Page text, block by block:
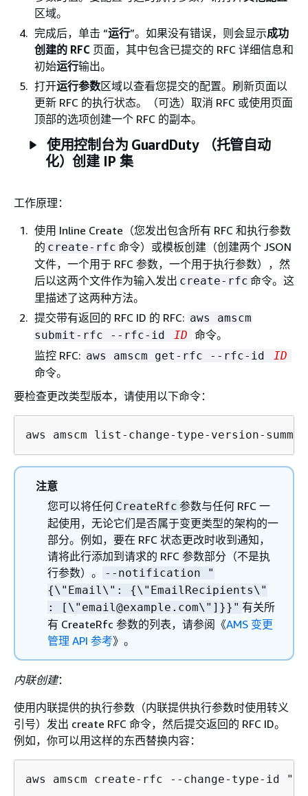
区域。
完成后，单击 “运行”。如果没有错误，则会显示成功
创建的 RFC 页面，其中包含已提交的 RFC 详细信息和
初始运行输出。
打开运行参数区域以查看您提交的配置。刷新页面以
更新 RFC 的执行状态。（可选）取消 RFC 或使用页面
顶部的选项创建一个 RFC 的副本。
使用控制台为 GuardDuty （托管自动
化）创建 IP 集
工作原理：
使用 Inline Create（您发出包含所有 RFC 和执行参数
的 create-rfc 命令）或模板创建（创建两个 JSON
文件，一个用于 RFC 参数，一个用于执行参数），然
后以这两个文件作为输入发出 create-rfc 命令。这
里描述了这两种方法。
提交带有返回的 RFC ID 的 RFC: aws amscm
submit-rfc --rfc-id
ID 命令。
监控 RFC: aws amscm get-rfc --rfc-id ID
命令。
要检查更改类型版本，请使用以下命令：
aws amscm list-change-type-version-
注意
您可以将任何 CreateRfc 参数与任何 RFC 一
起使用，无论它们是否属于变更类型的架构的一
部分。例如，要在 RFC 状态更改时收到通知，
请将此行添加到请求的 RFC 参数部分（不是执
行参数）。
--notification "
{\"Email\": {\"EmailRecipients\"
: [\"email@example.com\"]}}" 有关所
有 CreateRfc 参数的列表，请参阅《AMS 变更
管理 API 参考》。
内联创建：
使用内联提供的执行参数（内联提供执行参数时使用转义
引号）发出 create RFC 命令，然后提交返回的 RFC ID。
例如，你可以用这样的东西替换内容：
aws amscm create-rfc --change-type-id